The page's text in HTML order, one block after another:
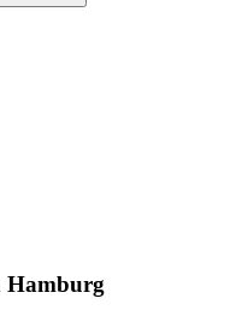
Hamburg